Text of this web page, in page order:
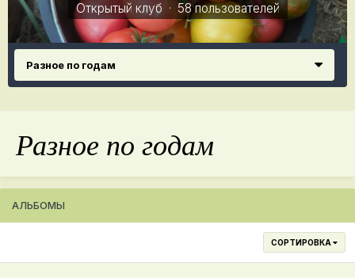
Открытый клуб · 58 пользователей
Разное по годам
Разное по годам
АЛЬБОМЫ
СОРТИРОВКА